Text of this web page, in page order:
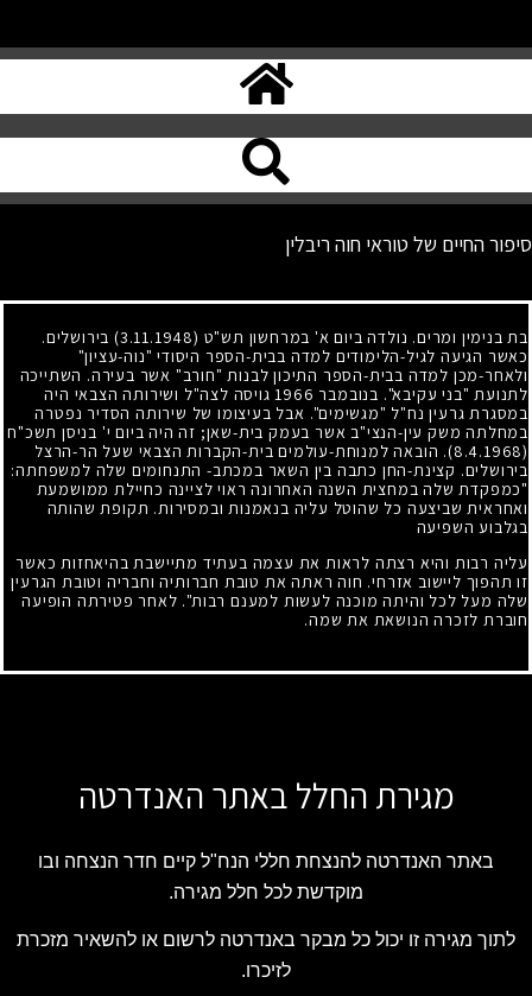
סיפור החיים של טוראי חוה ריבלין
בת בנימין ומרים. נולדה ביום א' במרחשון תש"ט (3.11.1948)
בירושלים.
כאשר הגיעה לגיל-הלימודים למדה בבית-הספר היסודי "נוה-עציון"
ולאחר-מכן למדה בבית-הספר התיכון לבנות "חורב" אשר בעירה. השתייכה
לתנועת "בני עקיבא". בנובמבר 1966גויסה לצה"ל ושירותה הצבאי היה
במסגרת גרעין נח"ל "מגשימים". אבל בעיצומו של שירותה הסדיר נפטרה
במחלתה משק עין-הנצי"ב אשר בעמק בית-שאן; זה היה ביום י' בניסן תשכ"ח
(8.4.1968)
. הובאה למנוחת-עולמים בית-הקברות הצבאי שעל הר-הרצל
בירושלים. קצינת-החן כתבה בין השאר במכתב- התנחומים שלה למשפחתה:
"כמפקדת שלה במחצית השנה האחרונה ראוי לציינה כחיילת ממושמעת
ואחראית שביצעה כל שהוטל עליה בנאמנות ובמסירות. תקופת שהותה
בגלבוע השפיעה
עליה רבות והיא רצתה לראות את עצמה בעתיד מתיישבת בהיאחזות כאשר
זו תהפוך ליישוב אזרחי. חוה ראתה את טובת חברותיה וחבריה וטובת הגרעין
שלה מעל לכל והיתה מוכנה לעשות למענם רבות". לאחר פטירתה הופיעה
חוברת לזכרה הנושאת את שמה.
מגירת החלל באתר האנדרטה
באתר האנדרטה להנצחת חללי הנח"ל קיים חדר הנצחה ובו
מוקדשת לכל חלל מגירה.
לתוך מגירה זו יכול כל מבקר באנדרטה לרשום או להשאיר מזכרת
לזיכרו.